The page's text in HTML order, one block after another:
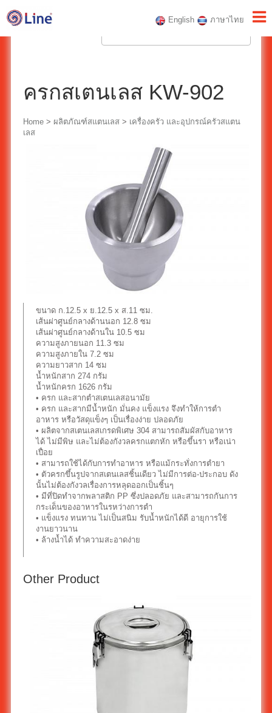
English ภาษาไทย
ครกสเตนเลส KW-902
Home> ผลิตภัณฑ์สแตนเลส> เครื่องครัว และอุปกรณ์ครัวสแตน
เลส
ขนาด ก.12.5 x ย.12.5 x ส.11 ซม.
เส้นผ่าศูนย์กลางด้านนอก 12.8 ซม
เส้นผ่าศูนย์กลางด้านใน 10.5 ซม
ความสูงภายนอก 11.3 ซม
ความสูงภายใน 7.2 ซม
ความยาวสาก 14 ซม
น้ำหนักสาก 274 กรัม
น้ำหนักครก 1626 กรัม
• ครก และสากตำสเตนเลสอนามัย
• ครก และสากมีน้ำหนัก มั่นคง แข็งแรง จึงทำให้การตำ
อาหาร หรือวัสดุแข็งๆ เป็นเรื่องง่าย ปลอดภัย
• ผลิตจากสเตนเลสเกรดพิเศษ 304 สามารถสัมผัสกับอาหาร
ได้ ไม่มีพิษ และไม่ต้องกังวลครกแตกหัก หรือขึ้นรา หรือเน่า
เปื่อย
• สามารถใช้ได้กับการทำอาหาร หรือแม้กระทั่งการตำยา
• ตัวครกขึ้นรูปจากสเตนเลสชิ้นเดียว ไม่มีการต่อ-ประกอบ ดัง
นั้นไม่ต้องกังวลเรื่องการหลุดออกเป็นชิ้นๆ
• มีที่ปิดทำจากพลาสติก PP ซึ่งปลอดภัย และสามารถกันการ
กระเด็นของอาหารในรหว่างการตำ
• แข็งแรง ทนทาน ไม่เป็นสนิม รับน้ำหนักได้ดี อายุการใช้
งานยาวนาน
• ล้างน้ำได้ ทำความสะอาดง่าย
Other Product